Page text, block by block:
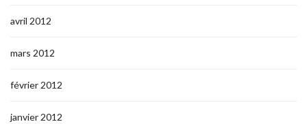
avril 2012
mars 2012
février 2012
janvier 2012